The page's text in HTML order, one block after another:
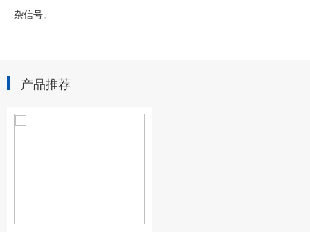
杂信号。
产品推荐